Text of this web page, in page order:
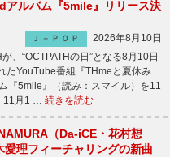
アルバム『5mile』リリース決
Ｊ－ＰＯＰ
2026年8月10日
、“OCTPATHの日”となる8月10日
たYouTube番組『THmeと夏休み
『5mile』（読み：スマイル）を11
11月1 … 続きを読む
（Da-iCE・花村想
愛理フィーチャリングの新曲